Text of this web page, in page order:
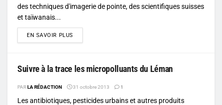
des techniques d'imagerie de pointe, des scientifiques suisses
et taïwanais...
EN SAVOIR PLUS
Suivre à la trace les micropolluants du Léman
PARLA RÉDACTION 31 octobre 2013 1
Les antibiotiques, pesticides urbains et autres produits